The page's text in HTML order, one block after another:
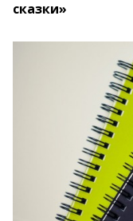
сказки»